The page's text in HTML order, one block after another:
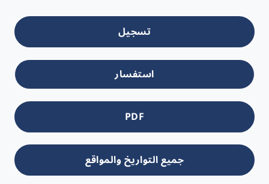
تسجيل
استفسار
PDF
جميع التواريخ والمواقع